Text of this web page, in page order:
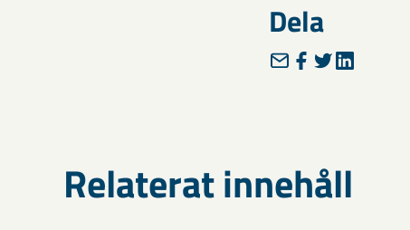
Dela
Relaterat innehåll